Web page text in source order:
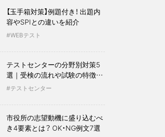
【玉手箱対策】例題付き！ 出題内
容やSPIとの違いを紹介
WEBテスト
テストセンターの分野別対策5
選｜受検の流れや試験の特徴も
紹介
テストセンター
市役所の志望動機に盛り込むべ
き4要素とは？ OK・NG例文7選